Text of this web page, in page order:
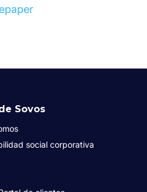
Sovos
social corporativa